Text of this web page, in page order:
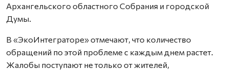
Архангельского областного Собрания и городской
Думы.
В «ЭкоИнтеграторе» отмечают, что количество
обращений по этой проблеме с каждым днем растет.
Жалобы поступают не только от жителей,